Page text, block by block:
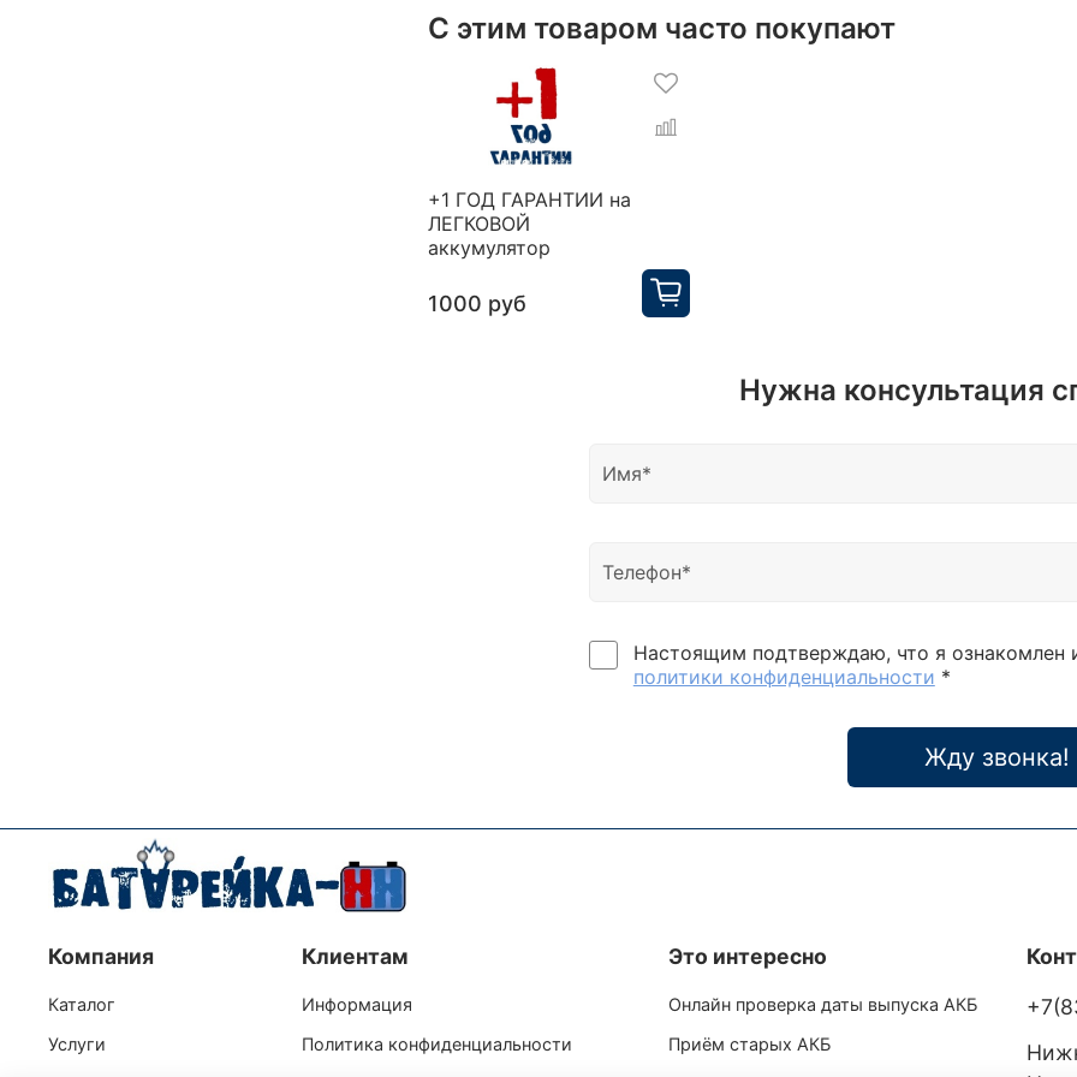
С этим товаром часто покупают
+1 ГОД ГАРАНТИИ на
ЛЕГКОВОЙ
аккумулятор
1000 руб
Нужна консультация
Настоящим подтверждаю, что я ознакомлен
политики конфиденциальности *
Жду звонка!
Компания
Каталог
Услуги
Клиентам
Информация
Политика конфиденциальности
Это интересно
Онлайн проверка даты выпуска АКБ
Приём старых АКБ